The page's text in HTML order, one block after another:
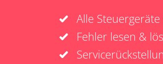
Alle
Fehler lesen &